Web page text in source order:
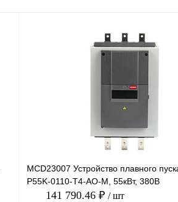
MCD23007 Устройство плавного
P55K-0110-T4-AO-M, 55кВт, 380В
141 790.46 ₽ / шт